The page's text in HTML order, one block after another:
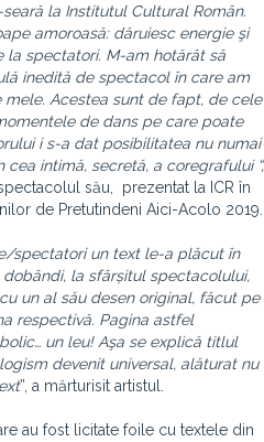
la Institutul Cultural Român.
amoroasă: dăruiesc energie şi
la spectatori. M-am hotărât să
inedită de spectacol în care am
Acestea sunt de fapt, de cele
de dans pe care poate
i s-a dat posibilitatea nu numai
intimă, secretă, a coregrafului “,
său, prezentat la ICR în
de Pretutindeni Aici-Acolo 2019.
spectatori un text le-a plăcut în
la sfârșitul spectacolului,
un al său desen original, făcut pe
respectivă. Pagina astfel
un leu! Aşa se explică titlul
devenit universal, alăturat nu
”, a mărturisit artistul.
au fost licitate foile cu textele din